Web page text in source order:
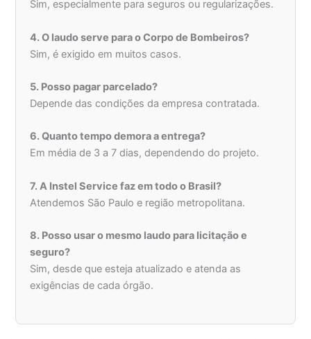
Sim, especialmente para seguros ou regularizações.
4. O laudo serve para o Corpo de Bombeiros?
Sim, é exigido em muitos casos.
5. Posso pagar parcelado?
Depende das condições da empresa contratada.
6. Quanto tempo demora a entrega?
Em média de 3 a 7 dias, dependendo do projeto.
7. A Instel Service faz em todo o Brasil?
Atendemos São Paulo e região metropolitana.
8. Posso usar o mesmo laudo para licitação e
seguro?
Sim, desde que esteja atualizado e atenda as
exigências de cada órgão.